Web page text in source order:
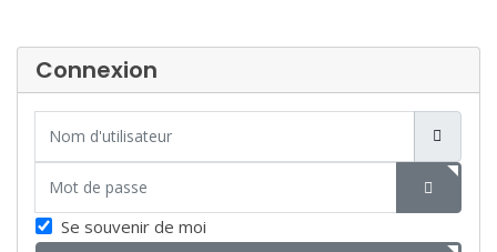
Connexion
SHOW
Se souvenir de moi